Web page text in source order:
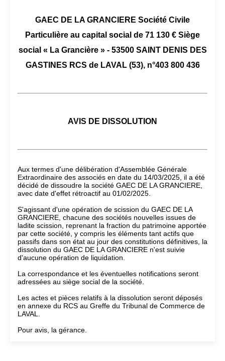
GAEC DE LA GRANCIERE Société Civile
Particulière au capital social de 71 130 € Siège
social « La Grancière » - 53500 SAINT DENIS DES
GASTINES RCS de LAVAL (53), n°403 800 436
AVIS DE DISSOLUTION
Aux termes d'une délibération d'Assemblée Générale
Extraordinaire des associés en date du 14/03/2025, il a été
décidé de dissoudre la société GAEC DE LA GRANCIERE,
avec date d'effet rétroactif au 01/02/2025.
S'agissant d'une opération de scission du GAEC DE LA
GRANCIERE, chacune des sociétés nouvelles issues de
ladite scission, reprenant la fraction du patrimoine apportée
par cette société, y compris les éléments tant actifs que
passifs dans son état au jour des constitutions définitives, la
dissolution du GAEC DE LA GRANCIERE n'est suivie
d'aucune opération de liquidation.
La correspondance et les éventuelles notifications seront
adressées au siège social de la société.
Les actes et pièces relatifs à la dissolution seront déposés
en annexe du RCS au Greffe du Tribunal de Commerce de
LAVAL.
Pour avis, la gérance.